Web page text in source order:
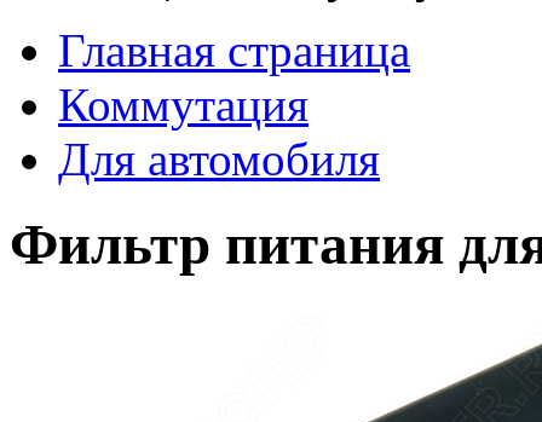
Главная страница
Коммутация
Для автомобиля
Фильтр питания